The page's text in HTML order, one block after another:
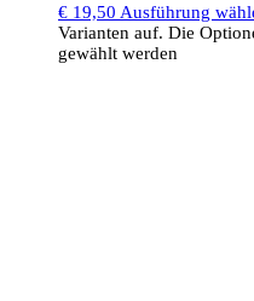
€ 19,50 Ausführung
Varianten auf. Die
gewählt werden